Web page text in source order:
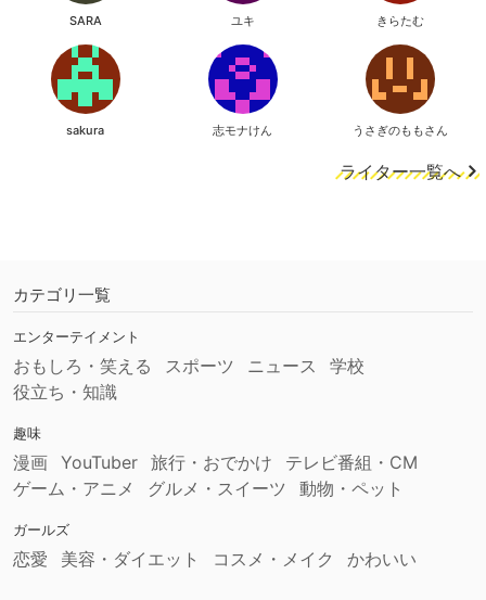
SARA ユキ きらたむ
sakura 志モナけん うさぎのももさん
ライター一覧へ
カテゴリ一覧
エンターテイメント
おもしろ・笑える スポーツ ニュース
学校
役立ち・知識
趣味
漫画 YouTuber 旅行・おでかけ
テレビ番組・CM
ゲーム・アニメ
グルメ・スイーツ 動物・ペット
ガールズ
恋愛 美容・ダイエット コスメ・メイク かわいい